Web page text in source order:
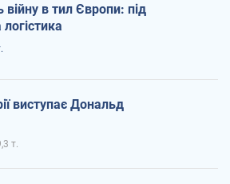
в тил Європи: під
виступає Дональд
т.